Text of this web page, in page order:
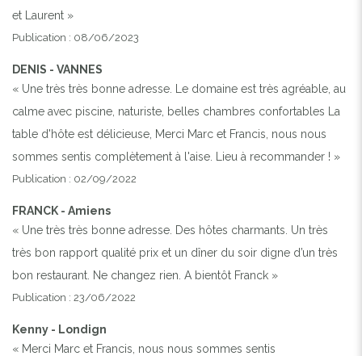
et Laurent »
Publication : 08/06/2023
DENIS - VANNES
« Une très très bonne adresse. Le domaine est très agréable, au
calme avec piscine, naturiste, belles chambres confortables La
table d'hôte est délicieuse, Merci Marc et Francis, nous nous
sommes sentis complètement à l'aise. Lieu à recommander ! »
Publication : 02/09/2022
FRANCK - Amiens
« Une très très bonne adresse. Des hôtes charmants. Un très
très bon rapport qualité prix et un dîner du soir digne d’un très
bon restaurant. Ne changez rien. A bientôt Franck »
Publication : 23/06/2022
Kenny - Londign
« Merci Marc et Francis, nous nous sommes sentis